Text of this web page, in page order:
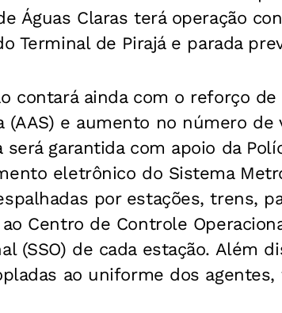
Águas Claras terá operação
Terminal de Pirajá e parada
contará ainda com o reforço
(AAS) e aumento no número
será garantida com apoio da
eletrônico do Sistema
por estações, trens,
Centro de Controle
(SSO) de cada estação. Além
ao uniforme dos